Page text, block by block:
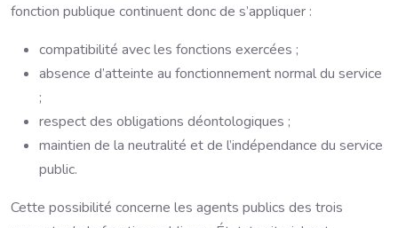
fonction publique continuent donc de s’appliquer :
compatibilité avec les fonctions exercées ;
absence d’atteinte au fonctionnement normal du service
;
respect des obligations déontologiques ;
maintien de la neutralité et de l’indépendance du service
public.
Cette possibilité concerne les agents publics des trois